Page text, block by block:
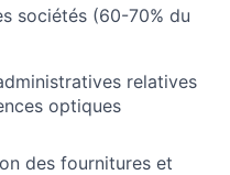
sociétés (60-70% du
relatives
optiques
des fournitures et